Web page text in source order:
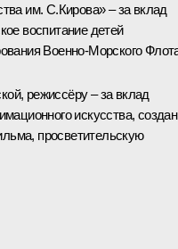
им. С.Кирова» – за вклад
воспитание детей
Военно-Морского
режиссёру – за вклад
искусства,
просветительскую